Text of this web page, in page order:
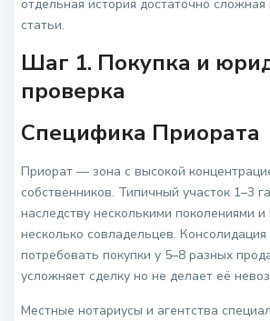
отдельная история достаточно
статьи.
Шаг 1. Покупка и
проверка
Специфика Приората
Приорат — зона с высокой
собственников. Типичный участок 1–3
наследству несколькими поколениями
несколько совладельцев.
потребовать покупки у 5–8 разных
усложняет сделку но не делает её
Местные нотариусы и агентства